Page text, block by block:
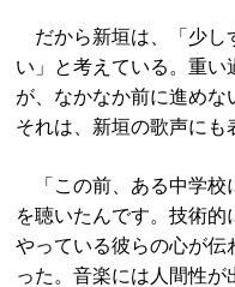
だから新垣は、「少し
い」と考えている。重
が、なかなか前に進めな
それは、新垣の歌声にも
「この前、ある中学校
を聴いたんです。技術
やっている彼らの心が伝
った。音楽には人間性